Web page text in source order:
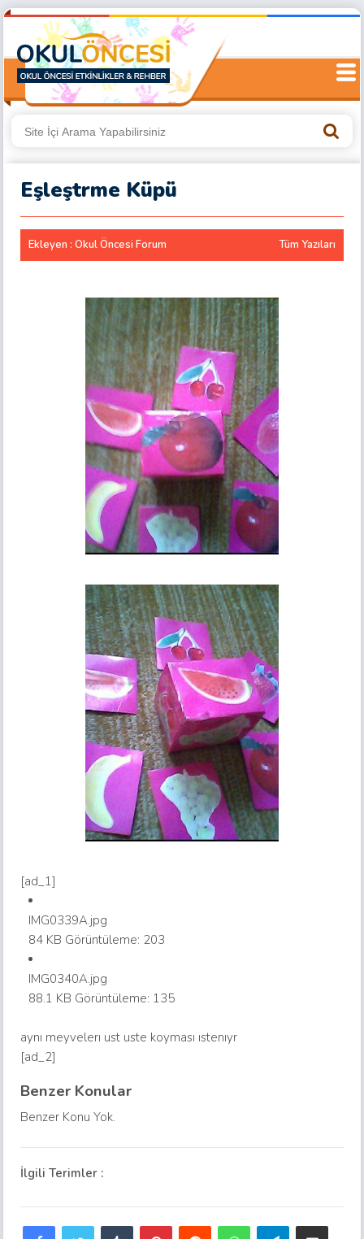
Eşleştrme Küpü
Ekleyen : Okul Öncesi Forum Tüm Yazıları
[ad_1]
IMG0339A.jpg
84 KB Görüntüleme: 203
IMG0340A.jpg
88.1 KB Görüntüleme: 135
aynı meyvelerı ust uste koyması ıstenıyr
[ad_2]
Benzer Konular
Benzer Konu Yok.
İlgili Terimler :
FacebookTwitter Tumblr PinterestReddit WhatsAppTelegram